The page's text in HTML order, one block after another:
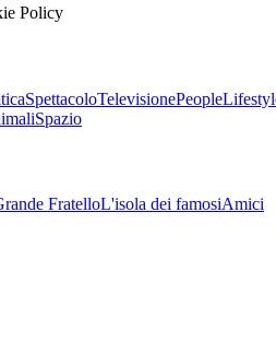
Policy
SpettacoloTelevisionePeople
Spazio
FratelloL'isola dei famosiAmici